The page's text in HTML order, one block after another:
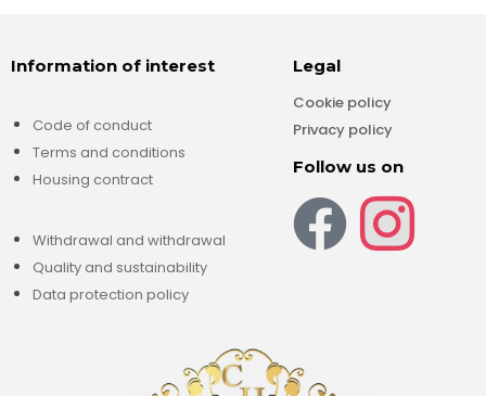
Information of interest
Code of conduct
Terms and conditions
Housing contract
Withdrawal and withdrawal
Quality and sustainability
Data protection policy
Legal
Cookie policy
Privacy policy
Follow us on